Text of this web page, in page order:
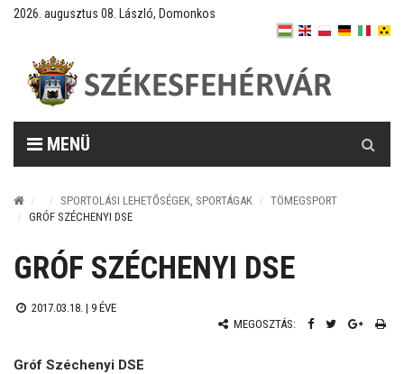
2026. augusztus 08. László, Domonkos
MENÜ
SPORTOLÁSI LEHETŐSÉGEK, SPORTÁGAK
TÖMEGSPORT
GRÓF SZÉCHENYI DSE
GRÓF SZÉCHENYI DSE
2017.03.18. | 9 ÉVE
MEGOSZTÁS:
Gróf Széchenyi DSE